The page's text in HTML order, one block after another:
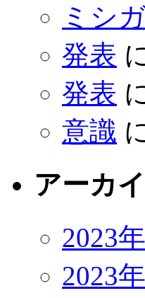
ミシ
発表
発表
意識
アーカ
2023
2023